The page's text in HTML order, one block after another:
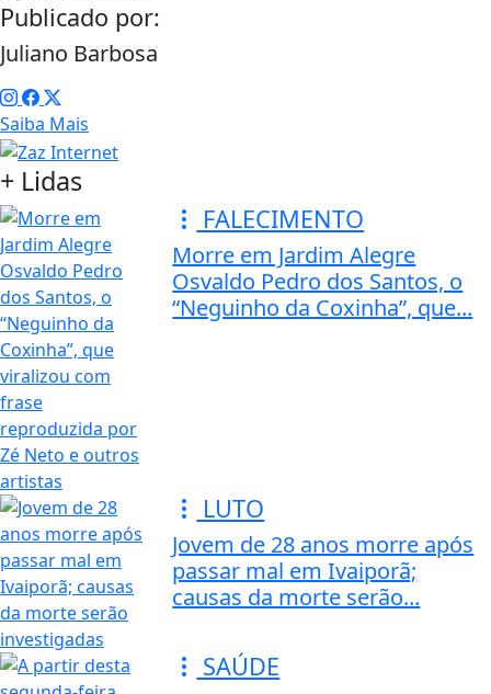
Publicado por:
Juliano Barbosa
Saiba Mais
+ Lidas
FALECIMENTO
Morre em Jardim Alegre
Osvaldo Pedro dos Santos, o
“Neguinho da Coxinha”, que...
LUTO
Jovem de 28 anos morre após
passar mal em Ivaiporã;
causas da morte serão...
SAÚDE